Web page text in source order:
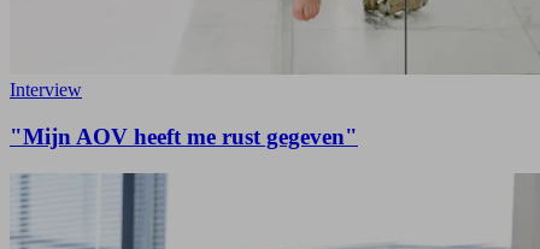
Interview
"Mijn AOV heeft me rust gegeven"